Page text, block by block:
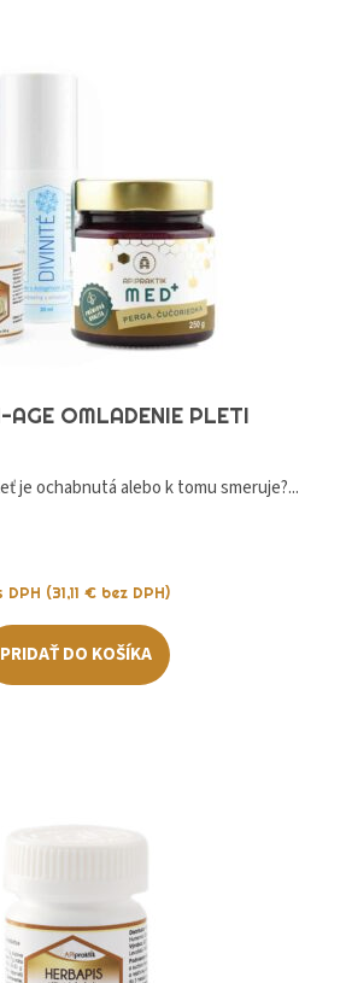
OMLADENIE PLETI
je ochabnutá alebo k tomu smeruje?...
DPH (31,11 € bez DPH)
PRIDAŤ DO KOŠÍKA